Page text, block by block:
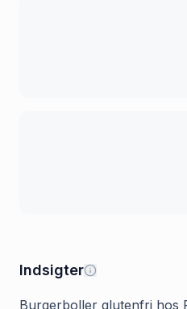
Indsigter
Burgerboller glutenfri hos